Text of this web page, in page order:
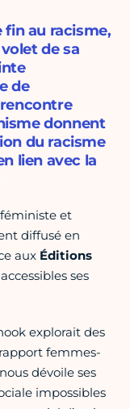
fin au racisme,
de sa
de
donnent
du racisme
lien avec la
et
diffusé en
aux Éditions
ses
explorait des
femmes-
dévoile ses
impossibles